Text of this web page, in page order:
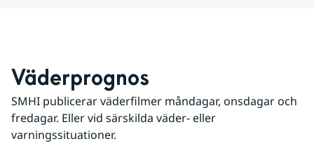
Väderprognos
SMHI publicerar väderfilmer måndagar, onsdagar och
fredagar. Eller vid särskilda väder- eller
varningssituationer.